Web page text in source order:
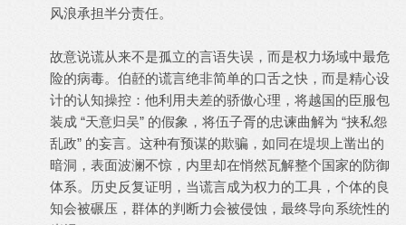
风浪承担半分责任。
故意说谎从来不是孤立的言语失误，而是权力场域中最危
险的病毒。伯噽的谎言绝非简单的口舌之快，而是精心设
计的认知操控：他利用夫差的骄傲心理，将越国的臣服包
装成 “天意归吴” 的假象，将伍子胥的忠谏曲解为 “挟私怨
乱政” 的妄言。这种有预谋的欺骗，如同在堤坝上凿出的
暗洞，表面波澜不惊，内里却在悄然瓦解整个国家的防御
体系。历史反复证明，当谎言成为权力的工具，个体的良
知会被碾压，群体的判断力会被侵蚀，最终导向系统性的